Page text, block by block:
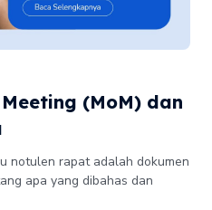
(MoM) dan
notulen rapat adalah dokumen
apa yang dibahas dan